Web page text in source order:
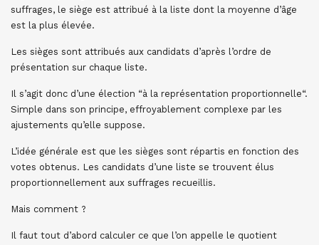
suffrages, le siège est attribué à la liste dont la moyenne d’âge
est la plus élevée.
Les sièges sont attribués aux candidats d’après l’ordre de
présentation sur chaque liste.
Il s’agit donc d’une élection “à la représentation proportionnelle“.
Simple dans son principe, effroyablement complexe par les
ajustements qu’elle suppose.
L’idée générale est que les sièges sont répartis en fonction des
votes obtenus. Les candidats d’une liste se trouvent élus
proportionnellement aux suffrages recueillis.
Mais comment ?
Il faut tout d’abord calculer ce que l’on appelle le quotient